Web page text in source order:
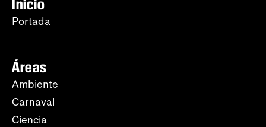
Inicio
Portada
Áreas
Ambiente
Carnaval
Ciencia